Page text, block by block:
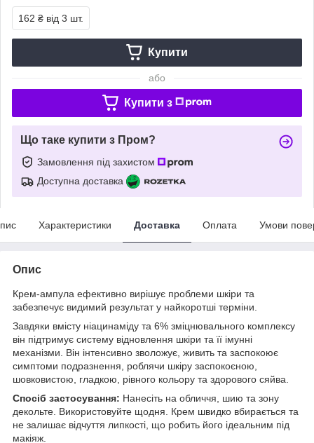
162 ₴ від 3 шт.
Купити
або
Купити з
Що таке купити з Пром?
Замовлення під захистом
Доступна доставка
Характеристики Доставка Оплата Умови
Опис
Крем-ампула ефективно вирішує проблеми шкіри та
забезпечує видимий результат у найкоротші терміни.
Завдяки вмісту ніацинаміду та 6% зміцнювального комплексу
він підтримує систему відновлення шкіри та її імунні
механізми. Він інтенсивно зволожує, живить та заспокоює
симптоми подразнення, роблячи шкіру заспокоєною,
шовковистою, гладкою, рівного кольору та здорового сяйва.
Спосіб застосування: Нанесіть на обличчя, шию та зону
декольте. Використовуйте щодня. Крем швидко вбирається та
не залишає відчуття липкості, що робить його ідеальним під
макіяж.